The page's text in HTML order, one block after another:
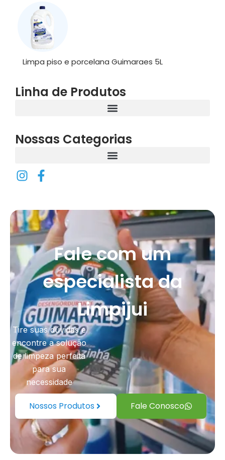
Limpa piso e porcelana Guimaraes 5L
Linha de Produtos
Nossas Categorias
Fale com um
especialista da
Limpijui
Tire suas dúvidas e
encontre a solução
de limpeza perfeita
para sua
necessidade
Nossos Produtos Fale Conosco